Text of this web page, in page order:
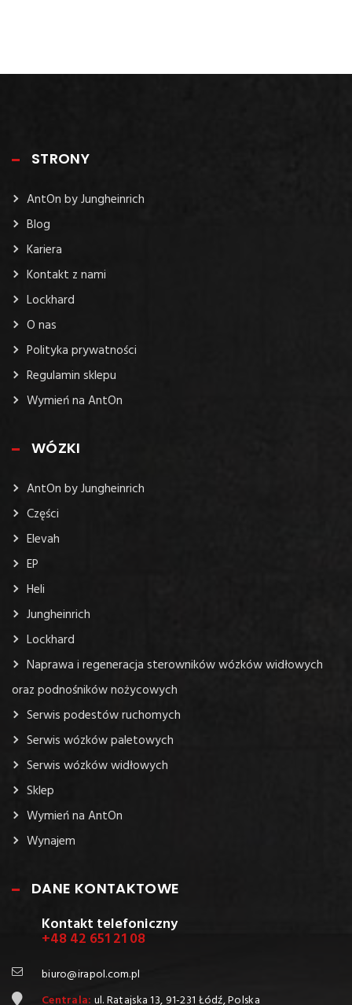
STRONY
AntOn by Jungheinrich
Blog
Kariera
Kontakt z nami
Lockhard
O nas
Polityka prywatności
Regulamin sklepu
Wymień na AntOn
WÓZKI
AntOn by Jungheinrich
Części
Elevah
EP
Heli
Jungheinrich
Lockhard
Naprawa i regeneracja sterowników wózków widłowych
oraz podnośników nożycowych
Serwis podestów ruchomych
Serwis wózków paletowych
Serwis wózków widłowych
Sklep
Wymień na AntOn
Wynajem
DANE KONTAKTOWE
Kontakt telefoniczny
+48 42 651 21 08
biuro@irapol.com.pl
Centrala: ul. Ratajska 13, 91-231 Łódź, Polska